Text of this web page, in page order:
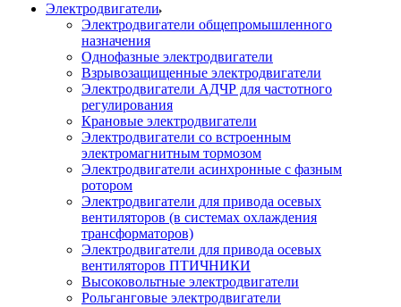
Электродвигатели
Электродвигатели общепромышленного
назначения
Однофазные электродвигатели
Взрывозащищенные электродвигатели
Электродвигатели АДЧР для частотного
регулирования
Крановые электродвигатели
Электродвигатели со встроенным
электромагнитным тормозом
Электродвигатели асинхронные с фазным
ротором
Электродвигатели для привода осевых
вентиляторов (в системах охлаждения
трансформаторов)
Электродвигатели для привода осевых
вентиляторов ПТИЧНИКИ
Высоковольтные электродвигатели
Рольганговые электродвигатели